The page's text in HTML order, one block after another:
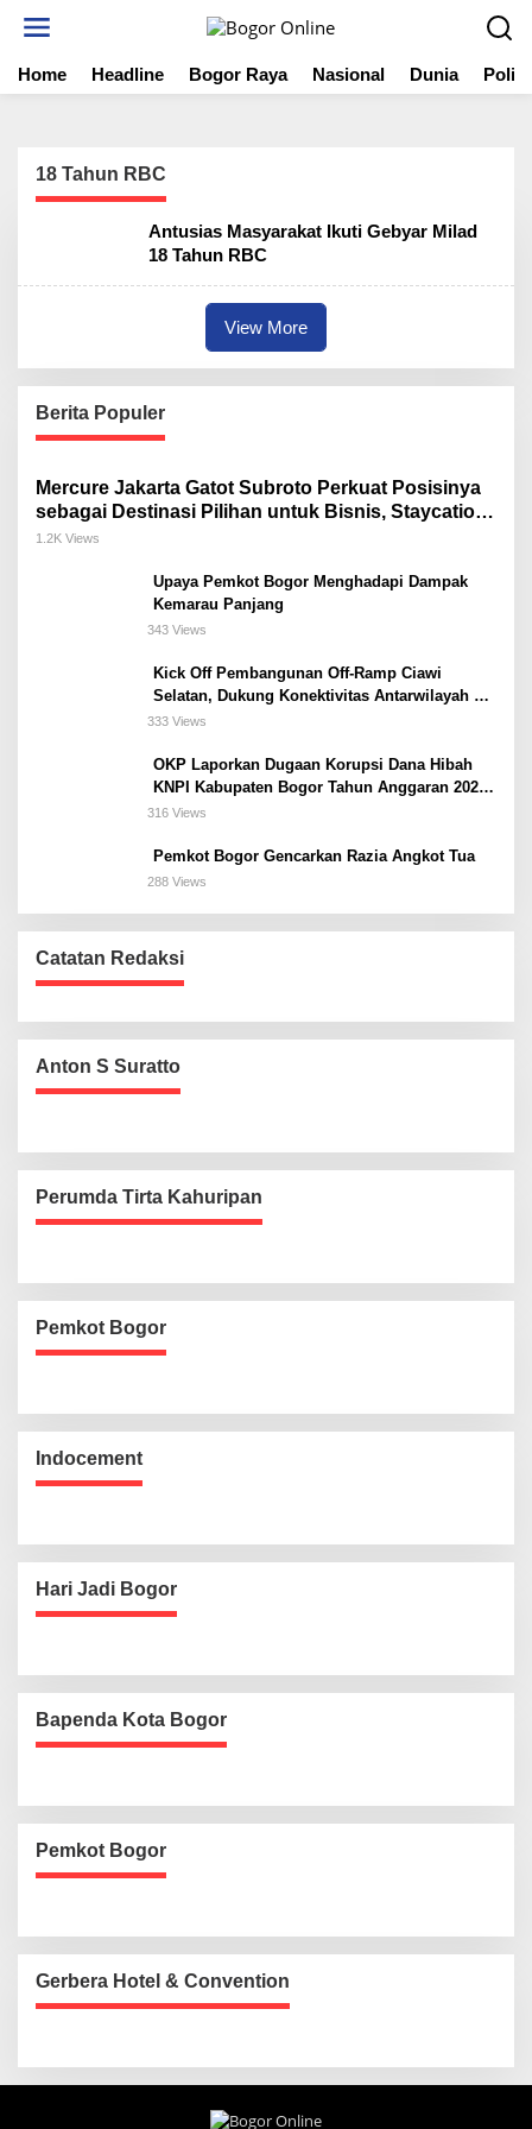
t
Home Headline Bogor Raya Nasional Dunia
18 Tahun RBC
Antusias Masyarakat Ikuti Gebyar Milad
18 Tahun RBC
View More
Berita Populer
Mercure Jakarta Gatot Subroto Perkuat Posisinya
sebagai Destinasi Pilihan untuk Bisnis, Staycation,
Meeting, dan Kuliner di Jakarta Selatan
1.2K Views
Upaya Pemkot Bogor Menghadapi Dampak
Kemarau Panjang
343 Views
Kick Off Pembangunan Off-Ramp Ciawi
Selatan, Dukung Konektivitas Antarwilayah di
Bogor Selatan
333 Views
OKP Laporkan Dugaan Korupsi Dana Hibah
KNPI Kabupaten Bogor Tahun Anggaran 2025
Ke Kejaksaan
316 Views
Pemkot Bogor Gencarkan Razia Angkot Tua
288 Views
Catatan Redaksi
Anton S Suratto
Perumda Tirta Kahuripan
Pemkot Bogor
Indocement
Hari Jadi Bogor
Bapenda Kota Bogor
Pemkot Bogor
Gerbera Hotel & Convention